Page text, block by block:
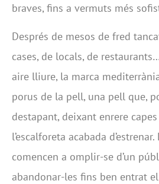
braves, fins a vermuts més
Després de mesos de fred
cases, de locals, de
aire lliure, la marca
porus de la pell, una pell que,
destapant, deixant enrere
l’escalforeta acabada
comencen a omplir-se d’un
abandonar-les fins ben entrat el